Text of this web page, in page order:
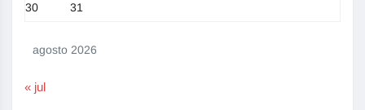
agosto 2026
30 31
« jul